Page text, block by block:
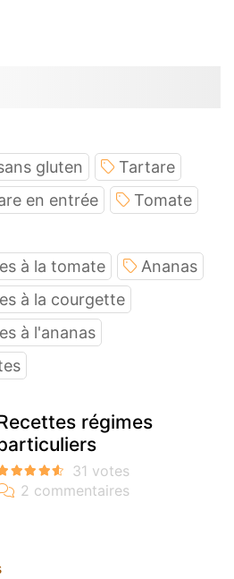
gluten
Tartare
en entrée
Tomate
à la tomate
Ananas
à la courgette
à l'ananas
régimes